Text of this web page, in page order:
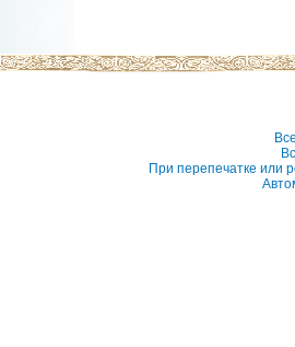
При перепечатке или